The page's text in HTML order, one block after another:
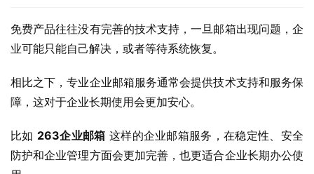
免费产品往往没有完善的技术支持，一旦邮箱出现问题，企
业可能只能自己解决，或者等待系统恢复。
相比之下，专业企业邮箱服务通常会提供技术支持和服务保
障，这对于企业长期使用会更加安心。
比如 263企业邮箱 这样的企业邮箱服务，在稳定性、安全
防护和企业管理方面会更加完善，也更适合企业长期办公使